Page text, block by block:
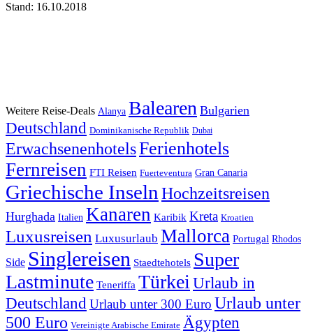
Stand: 16.10.2018
Weitere Reise-Deals Alanya Balearen Bulgarien
Deutschland Dominikanische Republik Dubai
ErwachsenenhotelsFerienhotels
Fernreisen FTI Reisen Fuerteventura Gran Canaria
Griechische Inseln Hochzeitsreisen
Hurghada Italien Kanaren Karibik Kreta Kroatien
Luxusreisen Luxusurlaub Mallorca Portugal Rhodos
Side Singlereisen Staedtehotels Super
Lastminute Teneriffa Türkei Urlaub in
DeutschlandUrlaub unter 300 Euro Urlaub unter
500 Euro Vereinigte Arabische Emirate Ägypten